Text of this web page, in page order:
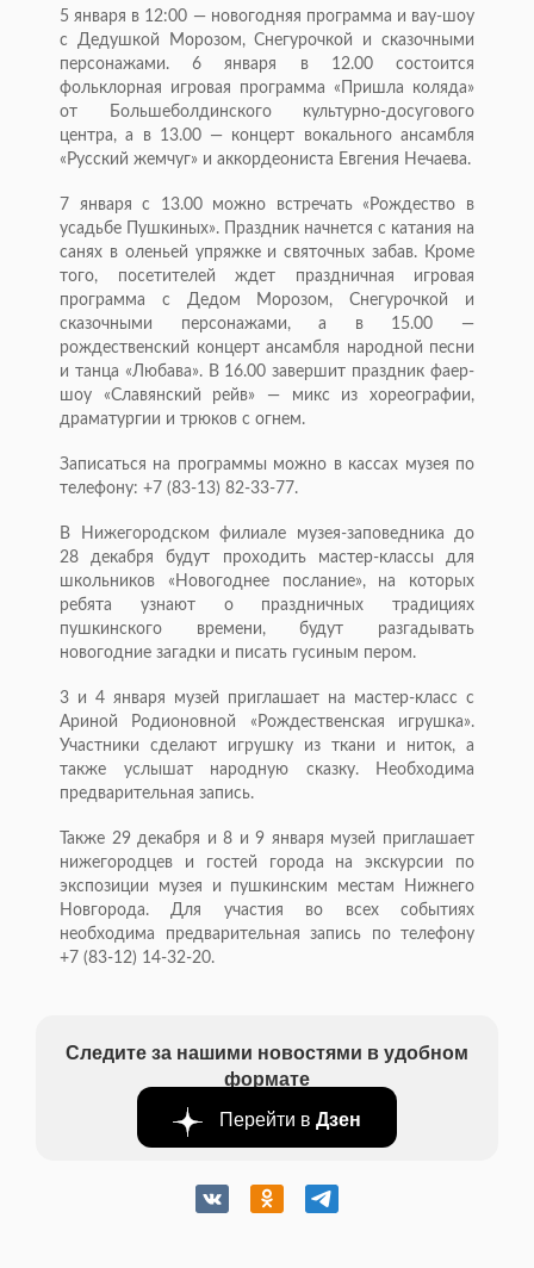
5 января в 12:00 — новогодняя программа и вау-шоу
с Дедушкой Морозом, Снегурочкой и сказочными
персонажами. 6 января в 12.00 состоится
фольклорная игровая программа «Пришла коляда»
от Большеболдинского культурно-досугового
центра, а в 13.00 — концерт вокального ансамбля
«Русский жемчуг» и аккордеониста Евгения Нечаева.
7 января с 13.00 можно встречать «Рождество в
усадьбе Пушкиных». Праздник начнется с катания на
санях в оленьей упряжке и святочных забав. Кроме
того, посетителей ждет праздничная игровая
программа с Дедом Морозом, Снегурочкой и
сказочными персонажами, а в 15.00 —
рождественский концерт ансамбля народной песни
и танца «Любава». В 16.00 завершит праздник фаер-
шоу «Славянский рейв» — микс из хореографии,
драматургии и трюков с огнем.
Записаться на программы можно в кассах музея по
телефону: +7 (83-13) 82-33-77.
В Нижегородском филиале музея-заповедника до
28 декабря будут проходить мастер-классы для
школьников «Новогоднее послание», на которых
ребята узнают о праздничных традициях
пушкинского времени, будут разгадывать
новогодние загадки и писать гусиным пером.
3 и 4 января музей приглашает на мастер-класс с
Ариной Родионовной «Рождественская игрушка».
Участники сделают игрушку из ткани и ниток, а
также услышат народную сказку. Необходима
предварительная запись.
Также 29 декабря и 8 и 9 января музей приглашает
нижегородцев и гостей города на экскурсии по
экспозиции музея и пушкинским местам Нижнего
Новгорода. Для участия во всех событиях
необходима предварительная запись по телефону
+7 (83-12) 14-32-20.
Следите за нашими новостями в удобном
формате
Перейти в Дзен